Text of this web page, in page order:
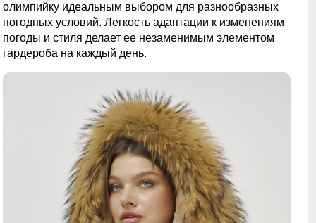
олимпийку идеальным выбором для разнообразных
погодных условий. Легкость адаптации к изменениям
погоды и стиля делает ее незаменимым элементом
гардероба на каждый день.